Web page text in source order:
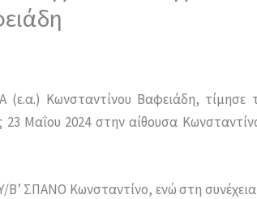
(ε.α.) Κωνσταντίνου Βαφειάδη, τίμησε
23 Μαΐου 2024 στην αίθουσα
Β’ ΣΠΑΝΟ Κωνσταντίνο, ενώ στη